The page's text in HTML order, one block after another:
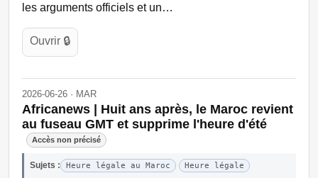
les arguments officiels et un…
Ouvrir 🔒
2026-06-26 · MAR
Africanews | Huit ans après, le Maroc revient
au fuseau GMT et supprime l'heure d'été
Accès non précisé
Sujets : Heure légale au Maroc Heure légale